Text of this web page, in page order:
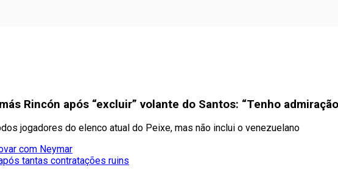
Rincón após “excluir” volante do Santos: “Tenho
jogadores do elenco atual do Peixe, mas não inclui o venezuelano
com Neymar
tantas contratações ruins